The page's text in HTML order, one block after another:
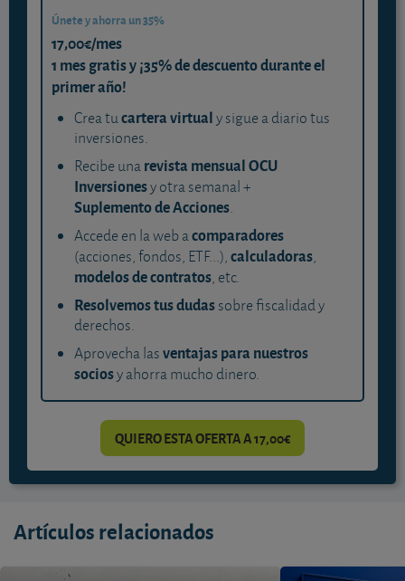
Únete y ahorra un 35%
17,00€/mes
1 mes gratis y ¡35% de descuento durante el
primer año!
Crea tucartera virtualy sigue a diario tus
inversiones.
Recibe unarevista mensual OCU
Inversionesy otra semanal +
Suplemento de Acciones.
Accede en la web acomparadores
(acciones, fondos, ETF...),calculadoras,
modelos de contratos, etc.
Resolvemos tus dudassobre fiscalidad y
derechos.
Aprovecha lasventajas para nuestros
sociosy ahorra mucho dinero.
QUIERO ESTA OFERTA A 17,00€
Artículos relacionados